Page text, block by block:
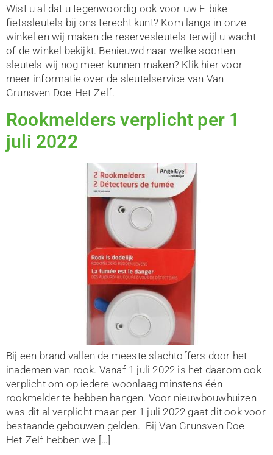
Wist u al dat u tegenwoordig ook voor uw E-bike
fietssleutels bij ons terecht kunt? Kom langs in onze
winkel en wij maken de reservesleutels terwijl u wacht
of de winkel bekijkt. Benieuwd naar welke soorten
sleutels wij nog meer kunnen maken? Klik hier voor
meer informatie over de sleutelservice van Van
Grunsven Doe-Het-Zelf.
Rookmelders verplicht per 1
juli 2022
Bij een brand vallen de meeste slachtoffers door het
inademen van rook. Vanaf 1 juli 2022 is het daarom ook
verplicht om op iedere woonlaag minstens één
rookmelder te hebben hangen. Voor nieuwbouwhuizen
was dit al verplicht maar per 1 juli 2022 gaat dit ook voor
bestaande gebouwen gelden. Bij Van Grunsven Doe-
Het-Zelf hebben we […]